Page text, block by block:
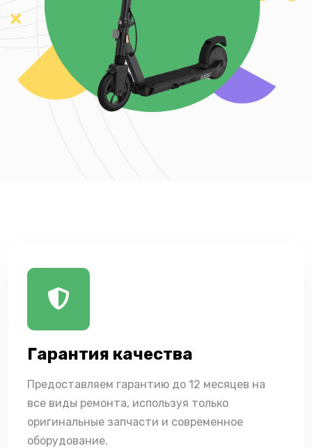
Гарантия качества
Предоставляем гарантию до 12 месяцев на
все виды ремонта, используя только
оригинальные запчасти и современное
оборудование.